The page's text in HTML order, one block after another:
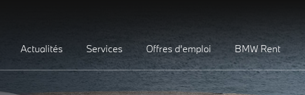
Actualités Services Offres d'emploi BMW Rent